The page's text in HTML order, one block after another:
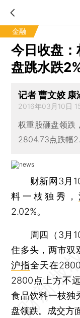
金融
今日收盘
盘跳水跌
记者 曹文姣 康
2016年03月10日
权重股砸盘领跌
2804.73点跌幅
财新网3月10
料一枝独秀，
2.02%。
周四（3月10
住多头，两市双
沪指全天在
2800点上方不远
食品饮料一枝独
盘领跌。成交方